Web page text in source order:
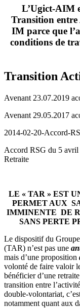
L’Ugict-AIM
Transition entre
IM parce que
conditions de
Transition
Avenant 23.07.2019
Avenant 29.05.2017
2014-02-20-Accord-
Accord RSG du 5 avril
Retraite
LE « TAR » EST
PERMET AUX
IMMINENTE DE
SANS PERTE
Le dispositif du
(TAR) n’est pas une
mais d’une proposition
volonté de faire valoir
bénéficier d’une
transition entre
double-volontariat,
notamment quant aux